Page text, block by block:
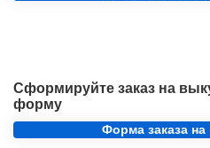
Сформируйте заказ на
форму
Форма заказа